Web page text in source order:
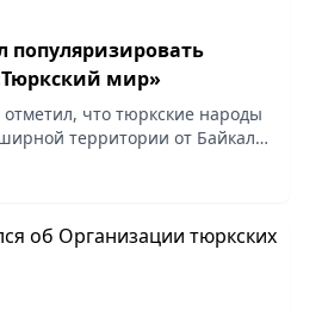
популяризировать
мир»
отметил, что тюркские народы
территории от Байкала
Всем известно, что
берет свое начало в